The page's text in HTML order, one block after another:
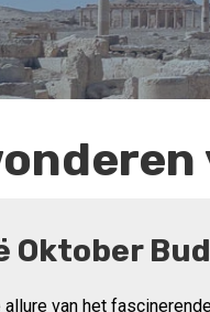
Oktober
allure van het